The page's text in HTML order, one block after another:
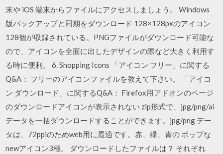
末や iOS 端末からファイルにアクセスしましょう。 Windows
版バックアップと同期をダウンロード 128×128pxのアイコン
128個が収録されている。PNGファイルがダウンロード可能な
ので、アイコンを全面に出したデザインの際など大きく利用す
る時に便利。 6. Shopping Icons 「アイコン フリー」に関する
Q&A： フリーのアイコンファイルを教えて下さい。 「アイコ
ン ダウンロード」に関するQ&A： Firefox用アドオンのページ
のダウンロードアイコンが表示されない zip形式で、jpg/png/ai
データを一括ダウンロードすることができます。jpg/png デー
タは、72ppiのためweb用に最適です。赤、緑、青の ポップな
newアイコン3種。 ダウンロードしたファイルは？ それぞれ